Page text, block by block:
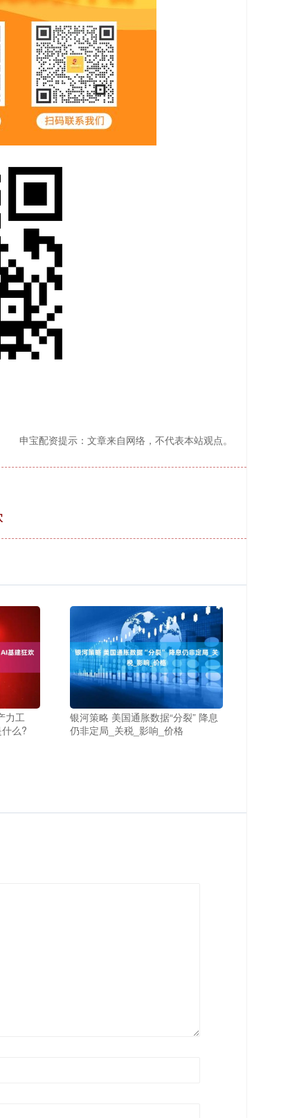
申宝配资提示：文章来自网络，不代表本站观点。
力工
么?
银河策略 美国通胀数据“分裂” 降息
仍非定局_关税_影响_价格